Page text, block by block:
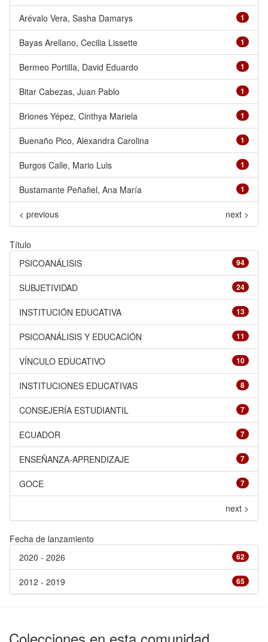
1
Arévalo Vera, Sasha Damarys
1
Bayas Arellano, Cecilia Lissette
1
Bermeo Portilla, David Eduardo
1
Bitar Cabezas, Juan Pablo
1
Briones Yépez, Cinthya Mariela
1
Buenaño Pico, Alexandra Carolina
1
Burgos Calle, Mario Luis
1
Bustamante Peñafiel, Ana María
< previous next >
Título
94
PSICOANÁLISIS
24
SUBJETIVIDAD
13
INSTITUCIÓN EDUCATIVA
11
PSICOANÁLISIS Y EDUCACIÓN
10
VÍNCULO EDUCATIVO
8
INSTITUCIONES EDUCATIVAS
7
CONSEJERÍA ESTUDIANTIL
7
ECUADOR
7
ENSEÑANZA-APRENDIZAJE
7
GOCE
next >
Fecha de lanzamiento
62
2020 - 2026
65
2012 - 2019